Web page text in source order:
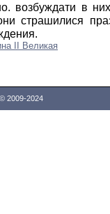
возбуждати в
страшилися
II Великая
2009-2024